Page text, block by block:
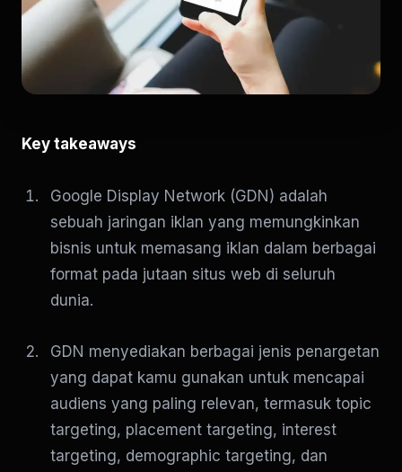
Key takeaways
Google Display Network (GDN) adalah
sebuah jaringan iklan yang memungkinkan
bisnis untuk memasang iklan dalam berbagai
format pada jutaan situs web di seluruh
dunia.
GDN menyediakan berbagai jenis penargetan
yang dapat kamu gunakan untuk mencapai
audiens yang paling relevan, termasuk topic
targeting, placement targeting, interest
targeting, demographic targeting, dan